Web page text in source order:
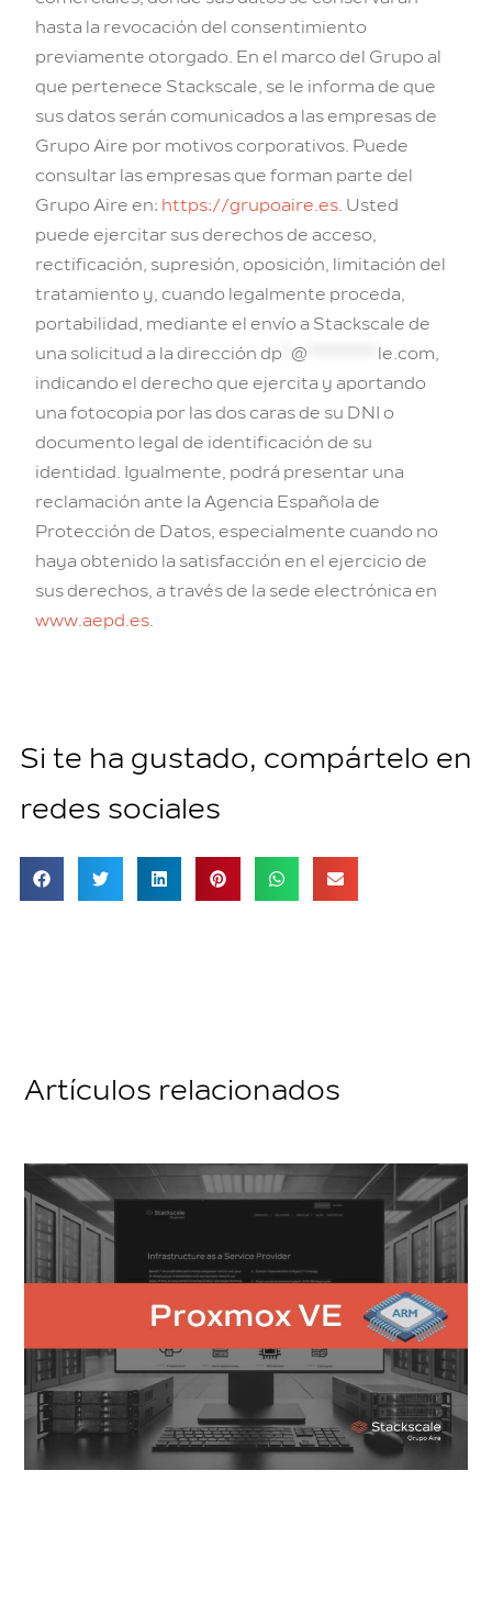
hasta la revocación del consentimiento
previamente otorgado. En el marco del Grupo al
que pertenece Stackscale, se le informa de que
sus datos serán comunicados a las empresas de
Grupo Aire por motivos corporativos. Puede
consultar las empresas que forman parte del
Grupo Aire en: https://grupoaire.es. Usted
puede ejercitar sus derechos de acceso,
rectificación, supresión, oposición, limitación del
tratamiento y, cuando legalmente proceda,
portabilidad, mediante el envío a Stackscale de
una solicitud a la direccióndp @ le.com,
indicando el derecho que ejercita y aportando
una fotocopia por las dos caras de su DNI o
documento legal de identificación de su
identidad. Igualmente, podrá presentar una
reclamación ante la Agencia Española de
Protección de Datos, especialmente cuando no
haya obtenido la satisfacción en el ejercicio de
sus derechos, a través de la sede electrónica en
www.aepd.es.
Si te ha gustado, compártelo en
redes sociales
Artículos relacionados